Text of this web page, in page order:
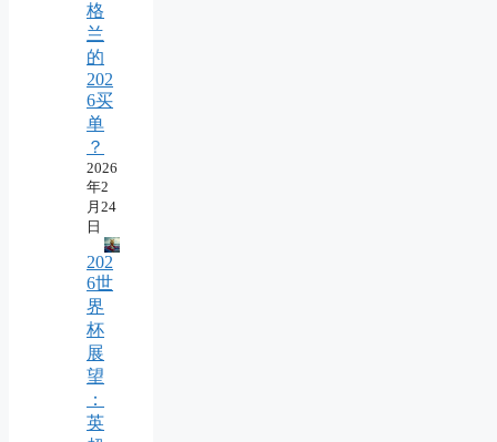
格
兰
的
202
6买
单
？
2026
年2
月24
日
202
6世
界
杯
展
望
：
英